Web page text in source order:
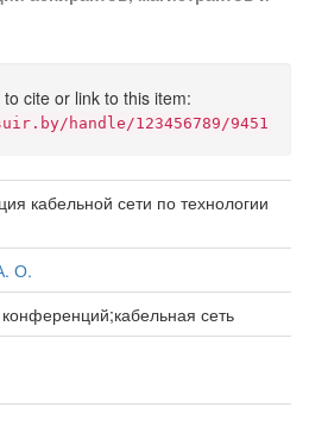
cite or link to this item:
handle/123456789/9451
кабельной сети по технологии
О.
сеть